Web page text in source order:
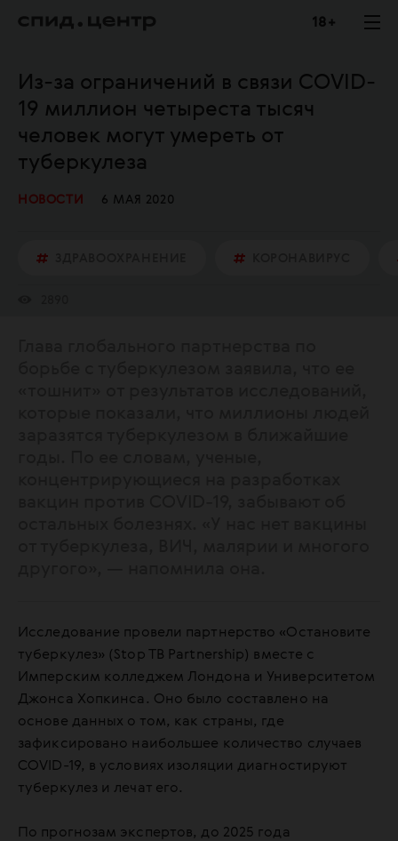
18 +
Из-за ограничений в связи COVID-
19 миллион четыреста тысяч
человек могут умереть от
туберкулеза
НОВОСТИ 6 МАЯ 2020
Исследование провели партнерство «Остановите
туберкулез» (Stop TB Partnership) вместе с
Имперским колледжем Лондона и Университетом
Джонса Хопкинса. Оно было составлено на
основе данных о том, как страны, где
зафиксировано наибольшее количество случаев
COVID-19, в условиях изоляции диагностируют
туберкулез и лечат его.
По прогнозам экспертов, до 2025 года